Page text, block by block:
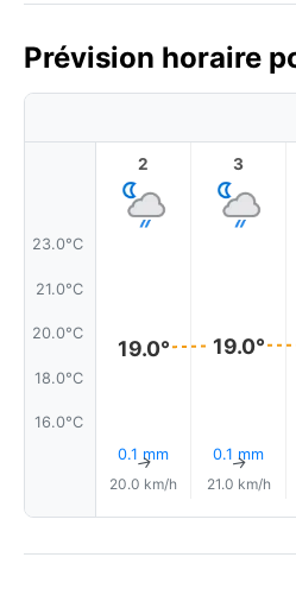
Prévision horaire
23.0°C
21.0°C
20.0°C
18.0°C
16.0°C
2
19.0°
0.1 mm
↑
20.0 km/h
3
19.0°
0.1 mm
↑
21.0 km/h